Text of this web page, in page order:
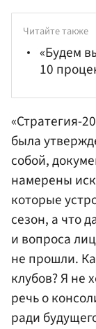
Читайте также
«Будем
10
«Стратегия-
была
собой,
намерены
которые
сезон, а что
и вопроса
не прошли.
клубов? Я не
речь о
ради